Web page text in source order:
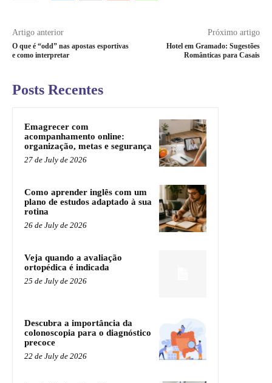
Artigo anterior
O que é “odd” nas apostas esportivas
e como interpretar
Próximo artigo
Hotel em Gramado: Sugestões
Românticas para Casais
Posts Recentes
Emagrecer com
acompanhamento online:
organização, metas e segurança
27 de July de 2026
Como aprender inglês com um
plano de estudos adaptado à sua
rotina
26 de July de 2026
Veja quando a avaliação
ortopédica é indicada
25 de July de 2026
Descubra a importância da
colonoscopia para o diagnóstico
precoce
22 de July de 2026